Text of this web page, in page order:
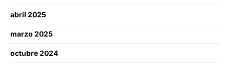
abril 2025
marzo 2025
octubre 2024